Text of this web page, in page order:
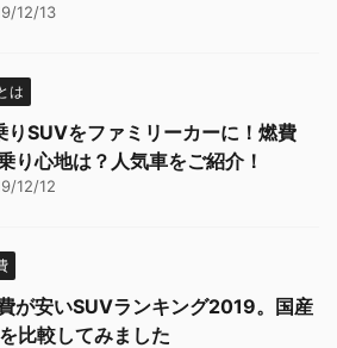
12/13
は
りSUVをファミリーカーに！燃費
り心地は？人気車をご紹介！
12/12
が安いSUVランキング2019。国産
比較してみました